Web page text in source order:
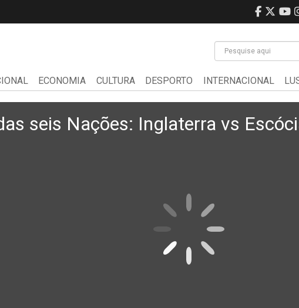
ECONOMIA CULTURA DESPORTO INTERNACIONAL
seis Nações: Inglaterra vs